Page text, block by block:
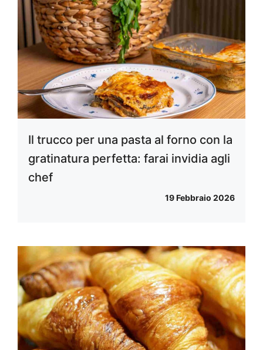
Il trucco per una pasta al forno con la
gratinatura perfetta: farai invidia agli
chef
19 Febbraio 2026